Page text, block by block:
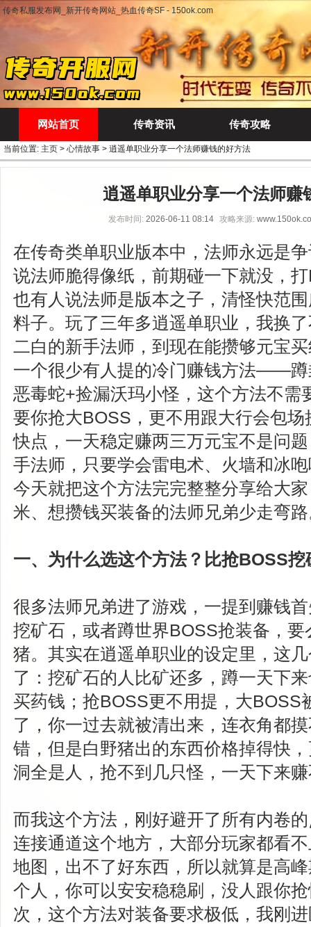
传奇私服发布网_新开传奇网站_热血传奇SF - 150ok.com
网站首页 传奇资讯 传奇攻略
当前位置: 主页 > 心情故事 > 逍遥单职业分享一个法师赚钱的好方法
逍遥单职业分享一个法师赚
发布时间: 2026-06-11 08:14 攻略来源:
在传奇类单职业版本中，法师永远是
说法师脆得像纸，前期碰一下就没，
也有人说法师是版本之子，清怪快范
料子。玩了三年多逍遥单职业，我换
二白的新手法师，到现在能攒够元宝
一个很少有人提的冷门赚钱方法——蹲
恶毒蛇+捡漏沃玛小怪，这个方法不需
要你抢大BOSS，更不用跟大行会包
快点，一天稳定赚两三万元宝不是问
手法师，只要学会雷电术、火墙和冰
今天就把这个方法完完整整分享给大
米、想攒钱买装备的法师兄弟少走弯
一、为什么选这个方法？比抢BOSS挖
很多法师兄弟进了游戏，一提到赚钱
挖矿石，或者蹲世界BOSS抢装备，
猪。其实在逍遥单职业的设定里，这
了：挖矿石的人比矿还多，蹲一天下
买药钱；抢BOSS更不用提，大BOSS
了，你一过去就被清出来，连衣角都
错，但是白野猪出的东西价格掉得快
洞全是人，抢不到几只怪，一天下来
而我这个方法，刚好避开了所有内卷
连接通道这个地方，大部分玩家都看
地图，出不了好东西，所以就算是高
个人，你可以安安稳稳刷，没人跟你
次，这个方法对装备要求极低，我刚